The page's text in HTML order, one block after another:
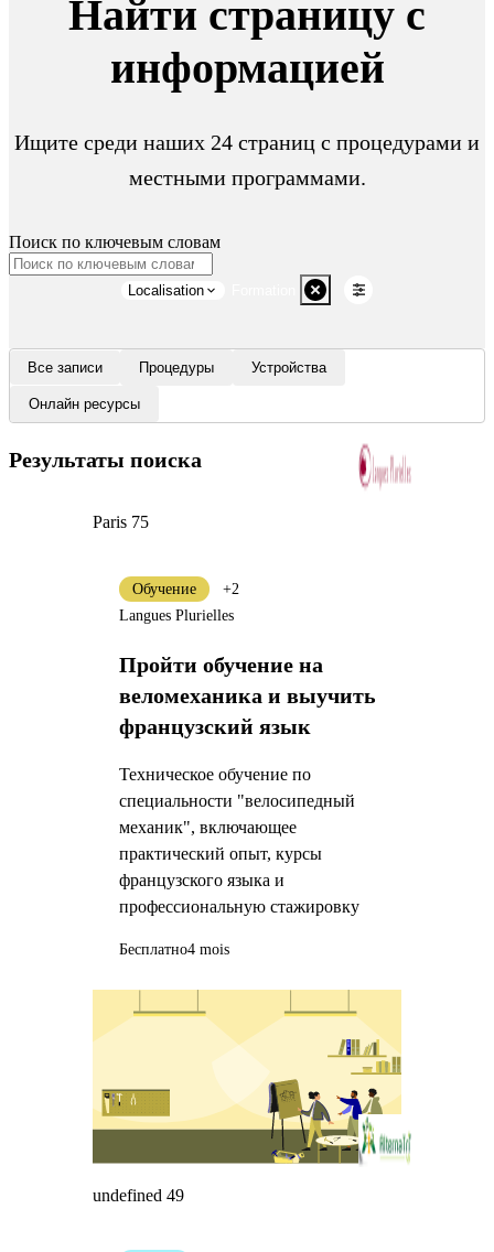
Найти страницу с
информацией
Ищите среди наших 24 страниц с процедурами и
местными программами.
Поиск по ключевым словам
Localisation
Все записи Процедуры Устройства
Онлайн ресурсы
Результаты поиска
Paris 75
Пройти обучение на
веломеханика и выучить
французский язык
Техническое обучение по
специальности "велосипедный
механик", включающее
практический опыт, курсы
французского языка и
профессиональную стажировку
Обучение
+2
Langues Plurielles
Бесплатно4 mois
undefined 49